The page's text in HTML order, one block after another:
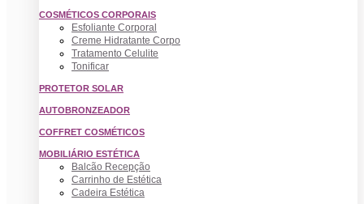
COSMÉTICOS CORPORAIS
Esfoliante Corporal
Creme Hidratante Corpo
Tratamento Celulite
Tonificar
PROTETOR SOLAR
AUTOBRONZEADOR
COFFRET COSMÉTICOS
MOBILIÁRIO ESTÉTICA
Balcão Recepção
Carrinho de Estética
Cadeira Estética